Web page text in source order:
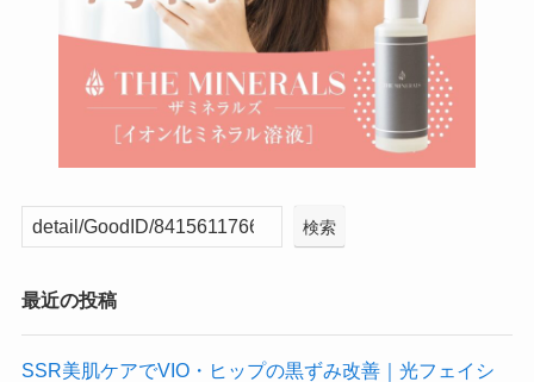
検索
最近の投稿
SSR美肌ケアでVIO・ヒップの黒ずみ改善｜光フェイシ